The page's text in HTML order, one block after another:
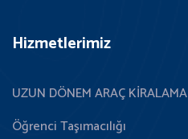
Hizmetlerimiz
UZUN DÖNEM ARAÇ KİRALAMA
Öğrenci Taşımacılığı